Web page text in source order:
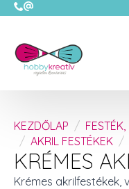
KEZDŐLAP
AKRIL FESTÉKEK
KRÉMES
Krémes akrilfestékek,